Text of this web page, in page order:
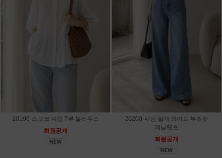
20196-스모크 셔링 7부 블라우스
회원공개
20200-사선 절개 와이드 부츠컷
데님팬츠
회원공개